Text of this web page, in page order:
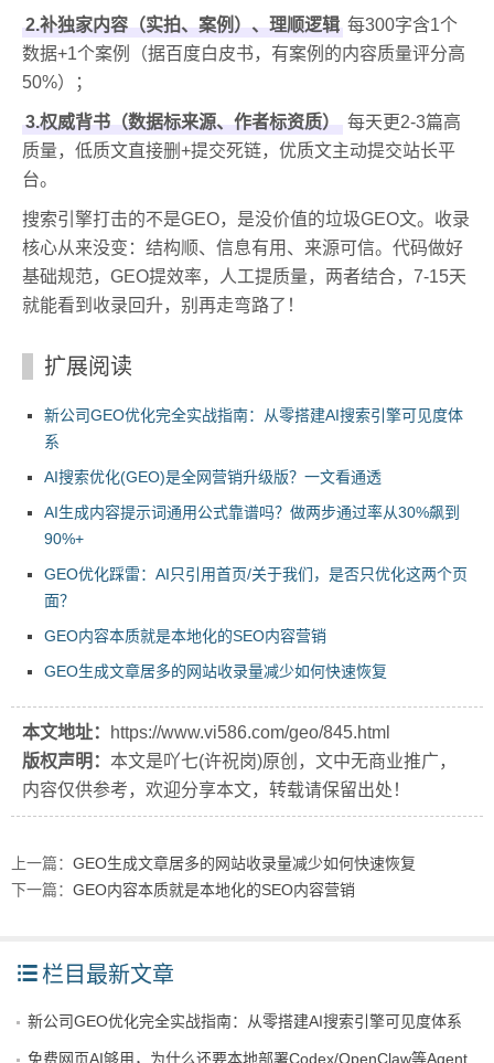
2.补独家内容（实拍、案例）、理顺逻辑 每300字含1个
数据+1个案例（据百度白皮书，有案例的内容质量评分高
50%）；
3.权威背书（数据标来源、作者标资质）
每天更2-3篇高
质量，低质文直接删+提交死链，优质文主动提交站长平
台。
搜索引擎打击的不是GEO，是没价值的垃圾GEO文。收录
核心从来没变：结构顺、信息有用、来源可信。代码做好
基础规范，GEO提效率，人工提质量，两者结合，7-15天
就能看到收录回升，别再走弯路了！
扩展阅读
新公司GEO优化完全实战指南：从零搭建AI搜索引擎可见度体
系
AI搜索优化(GEO)是全网营销升级版？一文看通透
AI生成内容提示词通用公式靠谱吗？做两步通过率从30%飙到
90%+
GEO优化踩雷：AI只引用首页/关于我们，是否只优化这两个页
面？
GEO内容本质就是本地化的SEO内容营销
GEO生成文章居多的网站收录量减少如何快速恢复
本文地址：
https://www.vi586.com/geo/845.html
版权声明： 本文是吖七(许祝岗)原创，文中无商业推广，
内容仅供参考，欢迎分享本文，转载请保留出处！
上一篇： GEO生成文章居多的网站收录量减少如何快速恢复
下一篇： GEO内容本质就是本地化的SEO内容营销
栏目最新文章
新公司GEO优化完全实战指南：从零搭建AI搜索引擎可见度体系
免费网页AI够用，为什么还要本地部署Codex/OpenClaw等Agent